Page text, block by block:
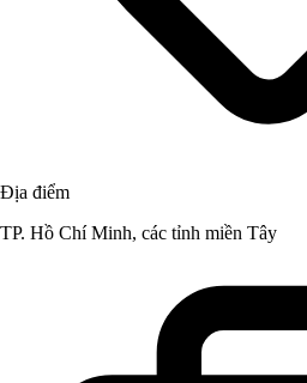
Địa điểm
TP. Hồ Chí Minh, các tỉnh miền Tây